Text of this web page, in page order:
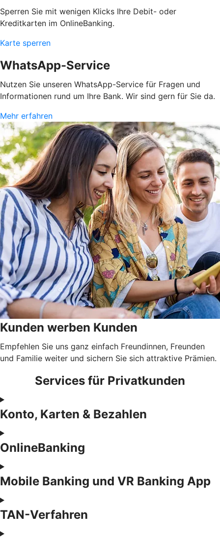
Sperren Sie mit wenigen Klicks Ihre Debit- oder
Kreditkarten im OnlineBanking.
Karte sperren
WhatsApp-Service
Nutzen Sie unseren WhatsApp-Service für Fragen und
Informationen rund um Ihre Bank. Wir sind gern für Sie da.
Mehr erfahren
Kunden werben Kunden
Empfehlen Sie uns ganz einfach Freundinnen, Freunden
und Familie weiter und sichern Sie sich attraktive Prämien.
Services für Privatkunden
Konto, Karten & Bezahlen
OnlineBanking
Mobile Banking und VR Banking App
TAN-Verfahren